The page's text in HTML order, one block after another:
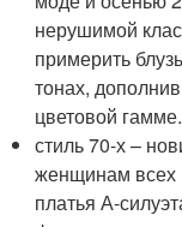
нерушимой
примерить
тонах,
цветовой гамме.
стиль 70-х –
женщинам всех
платья А-